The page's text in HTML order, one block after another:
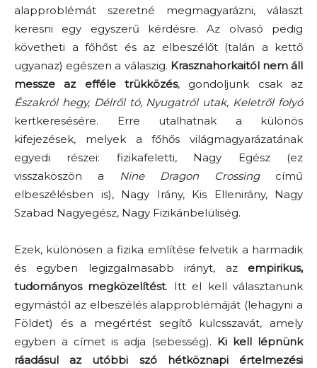
alapproblémát szeretné megmagyarázni, választ
keresni egy egyszerű kérdésre. Az olvasó pedig
követheti a főhőst és az elbeszélőt (talán a kettő
ugyanaz) egészen a válaszig. Krasznahorkaitól nem áll
messze az efféle trükközés, gondoljunk csak az
Északról hegy, Délről tó, Nyugatról utak, Keletről folyó
kertkeresésére. Erre utalhatnak a különös
kifejezések, melyek a főhős világmagyarázatának
egyedi részei: fizikafeletti, Nagy Egész (ez
visszaköszön a Nine Dragon Crossingcímű
elbeszélésben is), Nagy Irány, Kis Ellenirány, Nagy
Szabad Nagyegész, Nagy Fizikánbelüliség.
Ezek, különösen a fizika említése felvetik a harmadik
és egyben legizgalmasabb irányt, az empirikus,
tudományos megközelítést. Itt el kell választanunk
egymástól az elbeszélés alapproblémáját (lehagyni a
Földet) és a megértést segítő kulcsszavát, amely
egyben a címet is adja (sebesség). Ki kell lépnünk
ráadásul az utóbbi szó hétköznapi értelmezési